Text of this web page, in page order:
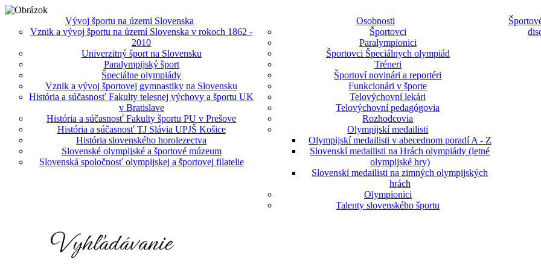
Vývoj športu na územi Slovenska
Vznik a vývoj športu na území Slovenska v rokoch 1862 -
2010
Univerzitný šport na Slovensku
Paralympijský šport
Špeciálne olympiády
Vznik a vývoj športovej gymnastiky na Slovensku
História a súčasnosť Fakulty telesnej výchovy a športu UK
v Bratislave
História a súčasnosť Fakulty športu PU v Prešove
História a súčasnosť TJ Slávia UPJŠ Košice
História slovenského horolezectva
Slovenské olympijské a športové múzeum
Slovenská spoločnosť olympijskej a športovej filatelie
Osobnosti
Športovci
Paralympionici
Športovci Špeciálnych olympiád
Tréneri
Športoví novinári a reportéri
Funkcionári v športe
Telovýchovní lekári
Telovýchovní pedagógovia
Rozhodcovia
Olympijskí medailisti
Olympijskí medailisti v abecednom poradí A - Z
Slovenskí medailisti na Hrách olympiády (letné
olympijské hry)
Slovenskí medailisti na zimných olympijských
hrách
Olympionici
Talenty slovenského športu